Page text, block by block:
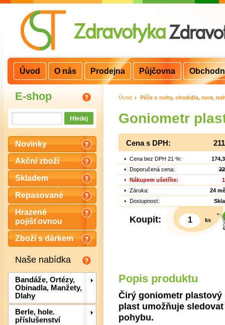
E-shop
Novinky
Akční zboží
Skladem
Repasované
Hrazené
pojišťovnou
Zboží s dárkem
Naše nabídka
Bandáže, Ortézy,
Obinadla, Manžety,
Dlahy
Berle, hole.
příslušenství
Úvod > Péče o nohy, chodidla, ruce,
Goniometr
Cena s DPH:
Cena bez DPH 21 %:
Doporučená cena:
Nákupem ušetříte:
Záruka:
24
Dostupnost:
Koupit: ks
Popis produktu
Čirý goniometr
plast umožňuje
pohybu.
Úvod O nás Prodejna Půjčovna